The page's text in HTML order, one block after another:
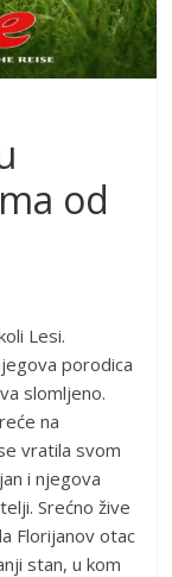
od
Lesi.
porodica
slomljeno.
na
vratila svom
i njegova
Srećno žive
Florijanov otac
stan, u kom